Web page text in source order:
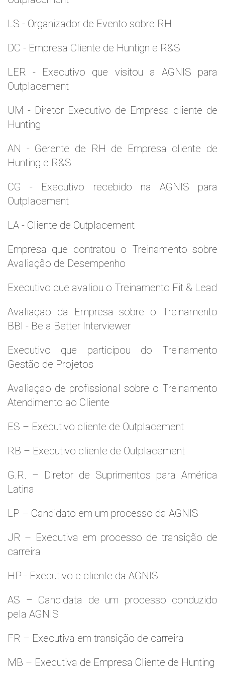
LS - Organizador de Evento sobre RH
DC - Empresa Cliente de Huntign e R&S
LER - Executivo que visitou a AGNIS para
Outplacement
UM - Diretor Executivo de Empresa cliente de
Hunting
AN - Gerente de RH de Empresa cliente de
Hunting e R&S
CG - Executivo recebido na AGNIS para
Outplacement
LA - Cliente de Outplacement
Empresa que contratou o Treinamento sobre
Avaliação de Desempenho
Executivo que avaliou o Treinamento Fit & Lead
Avaliaçao da Empresa sobre o Treinamento
BBI - Be a Better Interviewer
Executivo que participou do Treinamento
Gestão de Projetos
Avaliaçao de profissional sobre o Treinamento
Atendimento ao Cliente
ES – Executivo cliente de Outplacement
RB – Executivo cliente de Outplacement
G.R. – Diretor de Suprimentos para América
Latina
LP – Candidato em um processo da AGNIS
JR – Executiva em processo de transição de
carreira
HP - Executivo e cliente da AGNIS
AS – Candidata de um processo conduzido
pela AGNIS
FR – Executiva em transição de carreira
MB – Executiva de Empresa Cliente de Hunting